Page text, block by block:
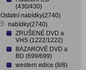
(430/430)
Ostatní nabídky(2740)
nabídky(2740)
ZRUŠENÉ DVD a
VHS (1222/1222)
BAZAROVÉ DVD a
BD (699/699)
western edice (8/8)